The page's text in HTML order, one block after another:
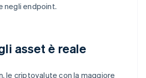
negli endpoint.
asset è reale
le criptovalute con la maggiore